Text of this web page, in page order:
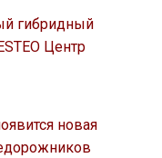
гибридный
Центр
новая